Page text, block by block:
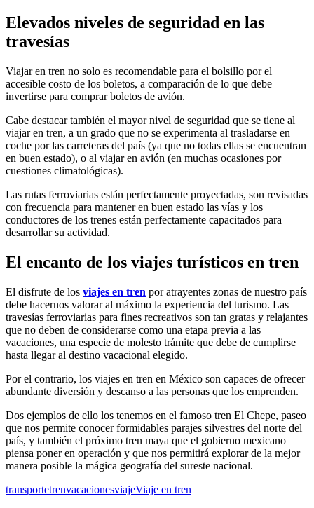
Elevados niveles de seguridad en las
travesías
Viajar en tren no solo es recomendable para el bolsillo por el
accesible costo de los boletos, a comparación de lo que debe
invertirse para comprar boletos de avión.
Cabe destacar también el mayor nivel de seguridad que se tiene al
viajar en tren, a un grado que no se experimenta al trasladarse en
coche por las carreteras del país (ya que no todas ellas se encuentran
en buen estado), o al viajar en avión (en muchas ocasiones por
cuestiones climatológicas).
Las rutas ferroviarias están perfectamente proyectadas, son revisadas
con frecuencia para mantener en buen estado las vías y los
conductores de los trenes están perfectamente capacitados para
desarrollar su actividad.
El encanto de los viajes turísticos en tren
El disfrute de los viajes en tren por atrayentes zonas de nuestro país
debe hacernos valorar al máximo la experiencia del turismo. Las
travesías ferroviarias para fines recreativos son tan gratas y relajantes
que no deben de considerarse como una etapa previa a las
vacaciones, una especie de molesto trámite que debe de cumplirse
hasta llegar al destino vacacional elegido.
Por el contrario, los viajes en tren en México son capaces de ofrecer
abundante diversión y descanso a las personas que los emprenden.
Dos ejemplos de ello los tenemos en el famoso tren El Chepe, paseo
que nos permite conocer formidables parajes silvestres del norte del
país, y también el próximo tren maya que el gobierno mexicano
piensa poner en operación y que nos permitirá explorar de la mejor
manera posible la mágica geografía del sureste nacional.
transportetrenvacacionesviajeViaje en tren